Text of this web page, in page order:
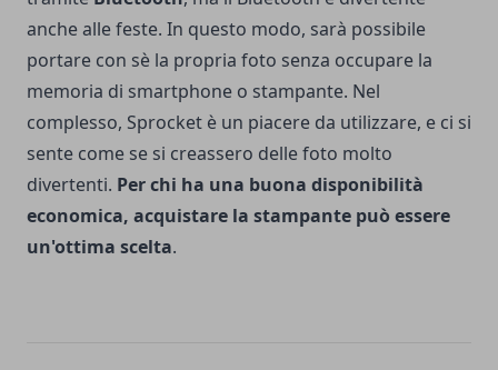
anche alle feste. In questo modo, sarà possibile
portare con sè la propria foto senza occupare la
memoria di smartphone o stampante. Nel
complesso, Sprocket è un piacere da utilizzare, e ci si
sente come se si creassero delle foto molto
divertenti. Per chi ha una buona disponibilità
economica, acquistare la stampante può essere
un'ottima scelta.